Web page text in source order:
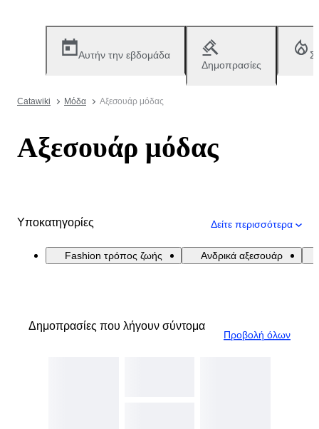
Αυτήν την εβδομάδα
Δημοπρασίες
Catawiki Μόδα Αξεσουάρ μόδας
Αξεσουάρ μόδας
Υποκατηγορίες Δείτε περισσότερα
Fashion τρόπος ζωής Ανδρικά αξεσουάρ
Δημοπρασίες που λήγουν σύντομα
Προβολή όλων